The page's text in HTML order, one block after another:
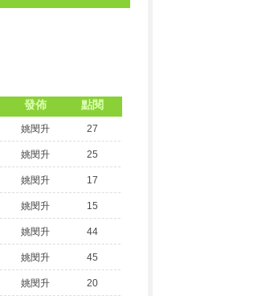
發佈 點閱
姚閔升 27
姚閔升 25
姚閔升 17
姚閔升 15
姚閔升 44
姚閔升 45
姚閔升 20